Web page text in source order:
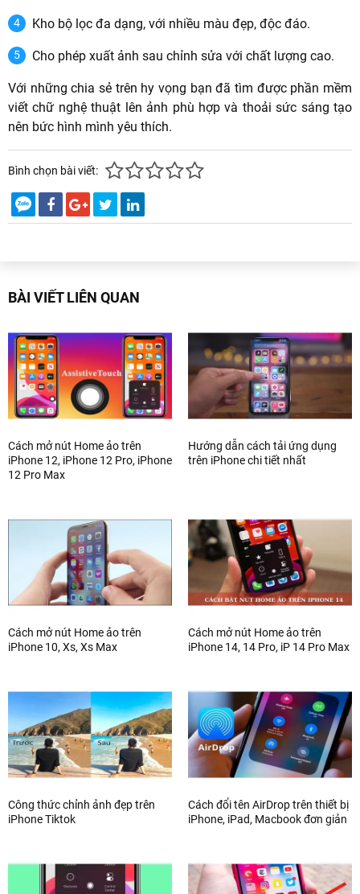
Kho bộ lọc đa dạng, với nhiều màu đẹp, độc đáo.
Cho phép xuất ảnh sau chỉnh sửa với chất lượng cao.
Với những chia sẻ trên hy vọng bạn đã tìm được phần mềm
viết chữ nghệ thuật lên ảnh phù hợp và thoải sức sáng tạo
nên bức hình mình yêu thích.
Bình chọn bài viết:
BÀI VIẾT LIÊN QUAN
Cách mở nút Home ảo trên
iPhone 12, iPhone 12 Pro, iPhone
12 Pro Max
Hướng dẫn cách tải ứng dụng
trên iPhone chi tiết nhất
Cách mở nút Home ảo trên
iPhone 10, Xs, Xs Max
Cách mở nút Home ảo trên
iPhone 14, 14 Pro, iP 14 Pro Max
Công thức chỉnh ảnh đẹp trên
iPhone Tiktok
Cách đổi tên AirDrop trên thiết bị
iPhone, iPad, Macbook đơn giản